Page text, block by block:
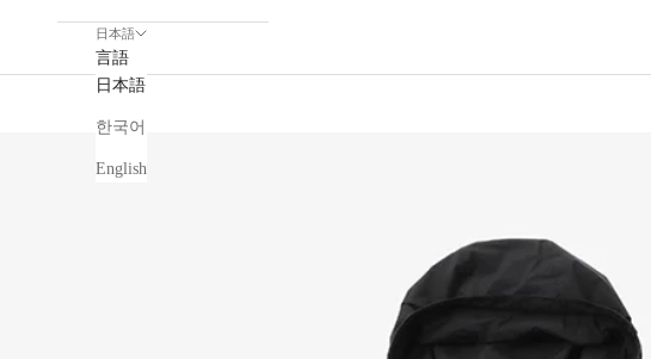
日本語
言語
日本語
한국어
English